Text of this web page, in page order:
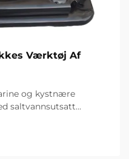
Værktøj Af
og kystnære
saltvannsutsatt
seg inn og rive ned
saltholdigheten